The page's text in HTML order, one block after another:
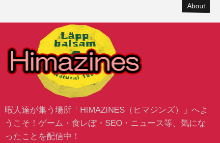
About
暇人達が集う場所「HIMAZINES（ヒマジンズ）」へよ
うこそ！ゲーム・食レぽ・SEO・ニュース等、気にな
ったことを配信中！